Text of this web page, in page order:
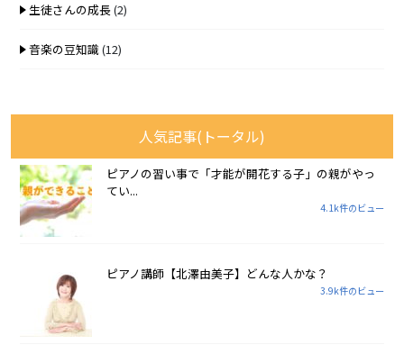
生徒さんの成長(2)
音楽の豆知識(12)
人気記事(トータル)
ピアノの習い事で「才能が開花する子」の親がやっ
てい...
4.1k件のビュー
ピアノ講師【北澤由美子】どんな人かな？
3.9k件のビュー